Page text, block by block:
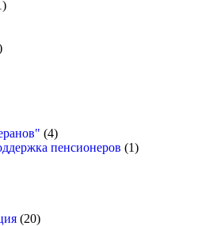
(4)
пенсионеров (1)
(20)